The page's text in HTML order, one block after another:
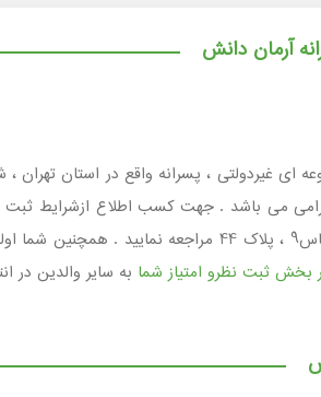
آرمان دانش
آهن ) ، میدان اتریش ، یاس9 ، پلاک 44
بخش ثبت نظرو امتیاز شما به سایر والدین در